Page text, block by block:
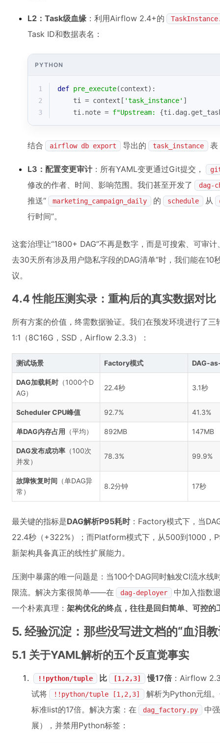
L2：Task级血缘 ：利用Airflow 2.4+的
Task ID和数据表名：
PYTHON
1 def pre_execute(context):
2
    ti = context[
'task_instance' ]
3
    ti.note =
f"Upstream:
结合 airflow db export 导出的 task_instance 表
L3：配置变更审计：所有YAML变更通过Git提交，
修改的作者、时间、影响范围。我们甚至开发了 dag-
推送“ marketing_campaign_daily 的 schedule 从
行时间”。
这套治理让“1800+ DAG”不再是数字，而是可搜索、可审
去30天所有涉及用户隐私字段的DAG清单”时，我们能在10
议。
4.4 性能压测实录：重构后的真实数据对比
所有方案的价值，终需数据验证。我们在预发环境进行了
1:1（8C16G，SSD，Airflow 2.3.3）：
测试场景 Factory模式 DAG-
DAG加载耗时 （1000个D
AG）
22.4秒 3.1秒
Scheduler CPU峰值 92.7% 41.3%
单DAG内存占用 （平均） 892MB 147MB
DAG发布成功率 （100次
并发）
78.3% 99.9%
故障恢复时间 （单DAG异
常）
8.2分钟 17秒
最关键的指标是DAG解析P95耗时：Factory模式下，当
22.4秒（+322%）；而Platform模式下，从500到1000，
新架构具备真正的线性扩展能力。
压测中暴露的唯一问题是：当100个DAG同时触发CI流水线
限流。解决方案很简单——在
dag-deployer
中加入指数
一个朴素真理： 架构优化的终点，往往是回归简单、可控的
5. 经验沉淀：那些没写进文档的“血泪教
5.1 关于YAML解析的五个反直觉事实
!!python/tuple 比 [1,2,3] 慢17倍 ：Airflow
试将
!!python/tuple [1,2,3]
解析为Python元组
标准list的17倍。解决方案：在
dag_factory.py
中
展），并禁用Python标签：